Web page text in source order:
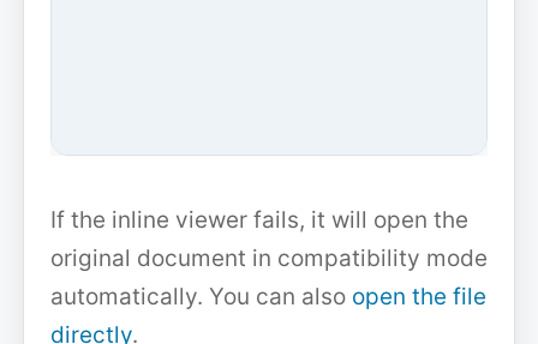
If the inline viewer fails, it will open the
original document in compatibility mode
automatically. You can also open the file
directly.